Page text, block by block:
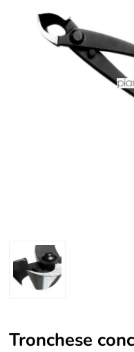
Tronchese